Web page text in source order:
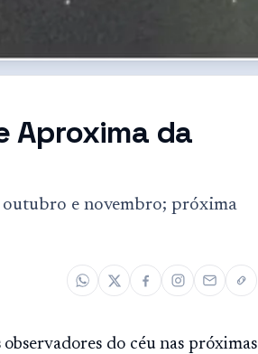
Aproxima da
outubro e novembro; próxima
do céu nas próximas